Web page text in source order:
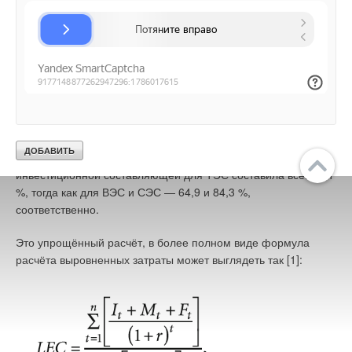
0,002.
выраженные в $ / кВт·ч) составляют $ 0,05. Таким образом,
общие выровненные затраты составят: $ 0,004 + $ 0,002 + $
Отметим, что в общей структуре выровненных затрат доля
инвестиционной составляющей для ТЭС составила всего 7,1
%, тогда как для ВЭС и СЭС — 64,9 и 84,3 %,
соответственно.
Это упрощённый расчёт, в более полном виде формула
расчёта выровненных затраты может выглядеть так [1]: